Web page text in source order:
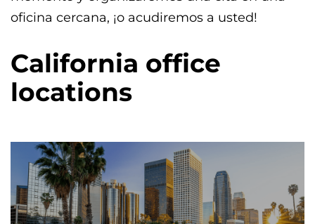
oficina cercana, ¡o acudiremos a usted!
California office
locations